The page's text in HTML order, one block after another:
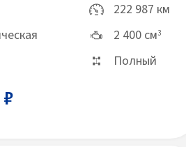
222 987 км
2 400 см3
Полный